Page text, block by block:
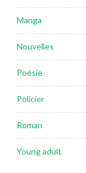
Manga
Nouvelles
Poésie
Policier
Roman
Young adult